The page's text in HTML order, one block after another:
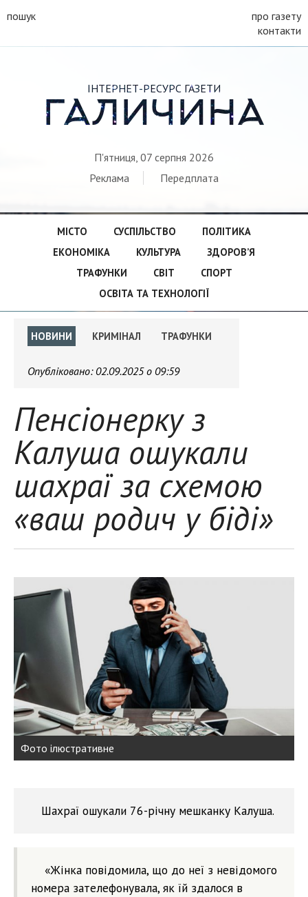
пошук
про газету
контакти
ІНТЕРНЕТ-РЕСУРС ГАЗЕТИ
ГАЛИЧИНА
П'ятниця, 07 серпня 2026
Реклама
Передплата
МІСТО СУСПІЛЬСТВО
ПОЛІТИКА
ЕКОНОМІКА
КУЛЬТУРА
ЗДОРОВ’Я
ТРАФУНКИ
СВІТ
СПОРТ
ОСВІТА ТА ТЕХНОЛОГІЇ
НОВИНИ КРИМІНАЛ ТРАФУНКИ
Опубліковано: 02.09.2025 о 09:59
Пенсіонерку з
Калуша ошукали
шахраї за схемою
«ваш родич у біді»
Фото ілюстративне
Шахраї ошукали 76-річну мешканку Калуша.
«Жінка повідомила, що до неї з невідомого
номера зателефонувала, як їй здалося в